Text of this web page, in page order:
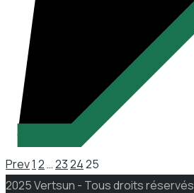
Prev1 2…232425
2025 Vertsun - Tous droits réservés